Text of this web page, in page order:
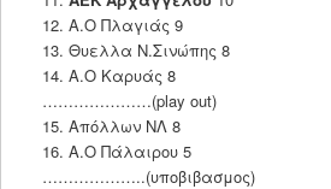
12. Α.Ο Πλαγιάς 9
13. Θυελλα Ν.Σινώπης 8
14. Α.Ο Καρυάς 8
…………………(play out)
15. Απόλλων ΝΛ 8
16. Α.Ο Πάλαιρου 5
………………..(υποβιβασμος)